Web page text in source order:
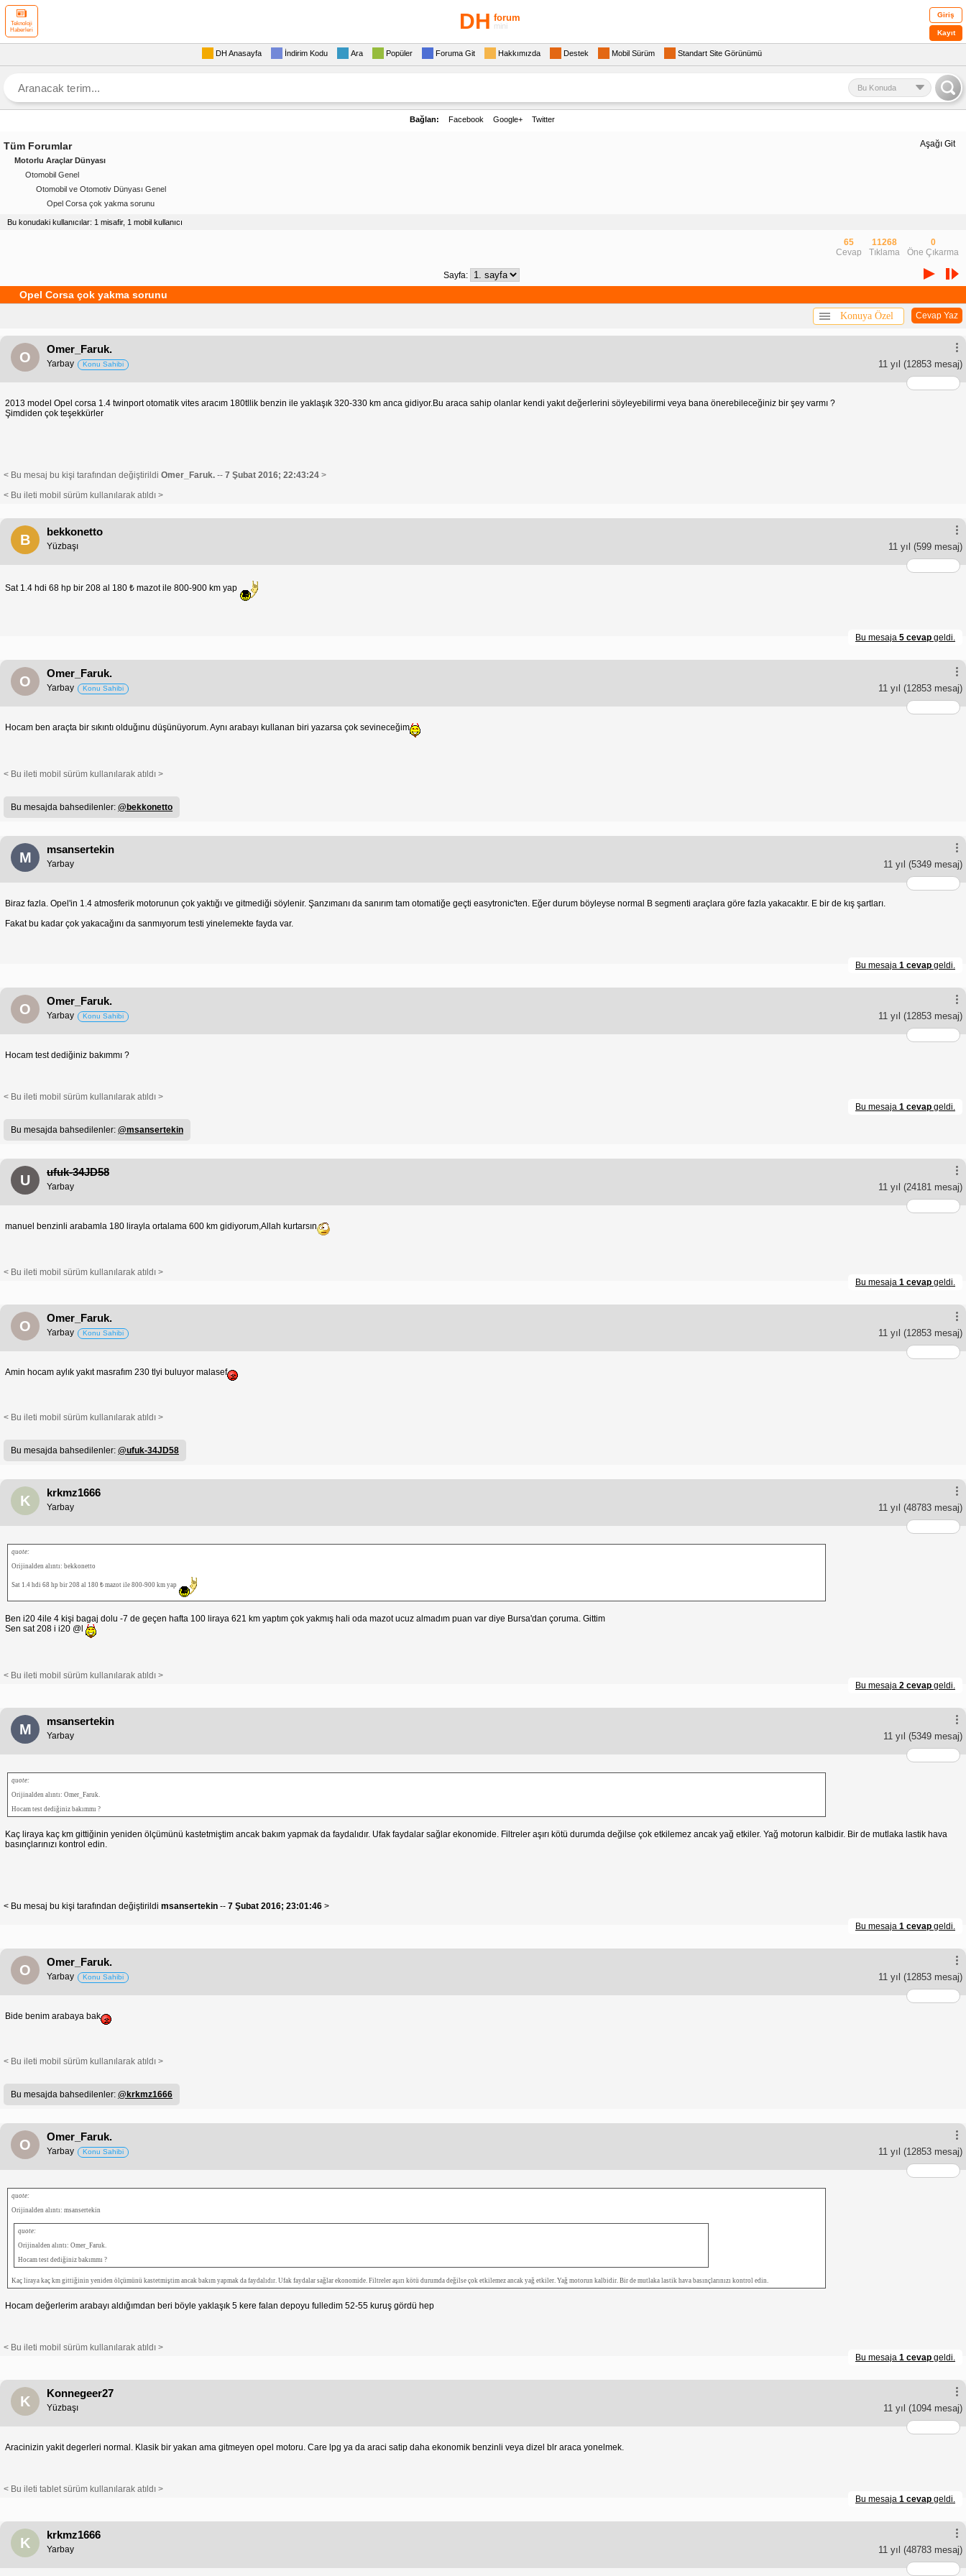
Teknoloji
Haberleri
DH forum
mini
Giriş
Kayıt
DH Anasayfa İndirim Kodu Ara Popüler Foruma Git Hakkımızda Destek Mobil Sürüm Standart Site Görünümü
Bu Konuda
Bağlan: Facebook Google+ Twitter
Aşağı Git
Tüm Forumlar
Motorlu Araçlar Dünyası
Otomobil Genel
Otomobil ve Otomotiv Dünyası Genel
Opel Corsa çok yakma sorunu
Bu konudaki kullanıcılar: 1 misafir, 1 mobil kullanıcı
65
Cevap
11268
Tıklama
0
Öne Çıkarma
Sayfa:
Opel Corsa çok yakma sorunu
Cevap Yaz
Konuya Özel
O
Omer_Faruk.
11 yıl (12853 mesaj)
Yarbay Konu Sahibi
2013 model Opel corsa 1.4 twinport otomatik vites aracım 180tllik benzin ile yaklaşık 320-330 km anca gidiyor.Bu araca sahip olanlar kendi yakıt değerlerini söyleyebilirmi veya bana önerebileceğiniz bir şey varmı ?
Şimdiden çok teşekkürler
< Bu mesaj bu kişi tarafından değiştirildi Omer_Faruk. -- 7 Şubat 2016; 22:43:24 >
< Bu ileti mobil sürüm kullanılarak atıldı >
B
bekkonetto
11 yıl (599 mesaj)
Yüzbaşı
Sat 1.4 hdi 68 hp bir 208 al 180 ₺ mazot ile 800-900 km yap
Bu mesaja 5 cevap geldi.
O
Omer_Faruk.
11 yıl (12853 mesaj)
Yarbay Konu Sahibi
Hocam ben araçta bir sıkıntı olduğınu düşünüyorum. Aynı arabayı kullanan biri yazarsa çok sevineceğim
< Bu ileti mobil sürüm kullanılarak atıldı >
Bu mesajda bahsedilenler: @bekkonetto
M
msansertekin
11 yıl (5349 mesaj)
Yarbay
Biraz fazla. Opel'in 1.4 atmosferik motorunun çok yaktığı ve gitmediği söylenir. Şanzımanı da sanırım tam otomatiğe geçti easytronic'ten. Eğer durum böyleyse normal B segmenti araçlara göre fazla yakacaktır. E bir de kış şartları.
Fakat bu kadar çok yakacağını da sanmıyorum testi yinelemekte fayda var.
Bu mesaja 1 cevap geldi.
O
Omer_Faruk.
11 yıl (12853 mesaj)
Yarbay Konu Sahibi
Hocam test dediğiniz bakımmı ?
< Bu ileti mobil sürüm kullanılarak atıldı >
Bu mesaja 1 cevap geldi.
Bu mesajda bahsedilenler: @msansertekin
U
ufuk-34JD58
11 yıl (24181 mesaj)
Yarbay
manuel benzinli arabamla 180 lirayla ortalama 600 km gidiyorum,Allah kurtarsın
< Bu ileti mobil sürüm kullanılarak atıldı >
Bu mesaja 1 cevap geldi.
O
Omer_Faruk.
11 yıl (12853 mesaj)
Yarbay Konu Sahibi
Amin hocam aylık yakıt masrafım 230 tlyi buluyor malasef
< Bu ileti mobil sürüm kullanılarak atıldı >
Bu mesajda bahsedilenler: @ufuk-34JD58
K
krkmz1666
11 yıl (48783 mesaj)
Yarbay
quote:
Orijinalden alıntı: bekkonetto
Sat 1.4 hdi 68 hp bir 208 al 180 ₺ mazot ile 800-900 km yap
Ben i20 4ile 4 kişi bagaj dolu -7 de geçen hafta 100 liraya 621 km yaptım çok yakmış hali oda mazot ucuz almadım puan var diye Bursa'dan çoruma. Gittim
Sen sat 208 i i20 @l
< Bu ileti mobil sürüm kullanılarak atıldı >
Bu mesaja 2 cevap geldi.
M
msansertekin
11 yıl (5349 mesaj)
Yarbay
quote:
Orijinalden alıntı: Omer_Faruk.
Hocam test dediğiniz bakımmı ?
Kaç liraya kaç km gittiğinin yeniden ölçümünü kastetmiştim ancak bakım yapmak da faydalıdır. Ufak faydalar sağlar ekonomide. Filtreler aşırı kötü durumda değilse çok etkilemez ancak yağ etkiler. Yağ motorun kalbidir. Bir de mutlaka lastik hava
basınçlarınızı kontrol edin.
< Bu mesaj bu kişi tarafından değiştirildi msansertekin -- 7 Şubat 2016; 23:01:46 >
Bu mesaja 1 cevap geldi.
O
Omer_Faruk.
11 yıl (12853 mesaj)
Yarbay Konu Sahibi
Bide benim arabaya bak
< Bu ileti mobil sürüm kullanılarak atıldı >
Bu mesajda bahsedilenler: @krkmz1666
O
Omer_Faruk.
11 yıl (12853 mesaj)
Yarbay Konu Sahibi
quote:
Orijinalden alıntı: msansertekin
quote:
Orijinalden alıntı: Omer_Faruk.
Hocam test dediğiniz bakımmı ?
Kaç liraya kaç km gittiğinin yeniden ölçümünü kastetmiştim ancak bakım yapmak da faydalıdır. Ufak faydalar sağlar ekonomide. Filtreler aşırı kötü durumda değilse çok etkilemez ancak yağ etkiler. Yağ motorun kalbidir. Bir de mutlaka lastik hava basınçlarınızı kontrol edin.
Hocam değerlerim arabayı aldığımdan beri böyle yaklaşık 5 kere falan depoyu fulledim 52-55 kuruş gördü hep
< Bu ileti mobil sürüm kullanılarak atıldı >
Bu mesaja 1 cevap geldi.
K
Konnegeer27
11 yıl (1094 mesaj)
Yüzbaşı
Aracinizin yakit degerleri normal. Klasik bir yakan ama gitmeyen opel motoru. Care lpg ya da araci satip daha ekonomik benzinli veya dizel blr araca yonelmek.
< Bu ileti tablet sürüm kullanılarak atıldı >
Bu mesaja 1 cevap geldi.
K
krkmz1666
11 yıl (48783 mesaj)
Yarbay